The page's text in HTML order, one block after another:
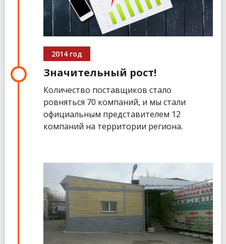
2014 год
Значительный рост!
Количество поставщиков стало
ровняться 70 компаний, и мы стали
официальным представителем 12
компаний на территории региона.